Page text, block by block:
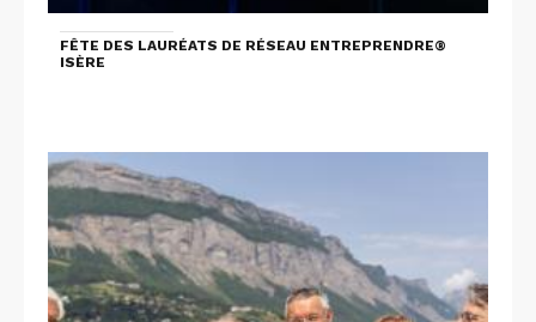
FÊTE DES LAURÉATS DE RÉSEAU ENTREPRENDRE®
ISÈRE